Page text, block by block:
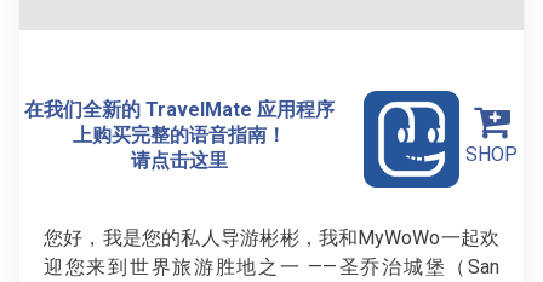
在我们全新的 TravelMate 应用程序
上购买完整的语音指南！
请点击这里
SHOP
您好，我是您的私人导游彬彬，我和MyWoWo一起欢
迎您来到世界旅游胜地之一 ——圣乔治城堡（San